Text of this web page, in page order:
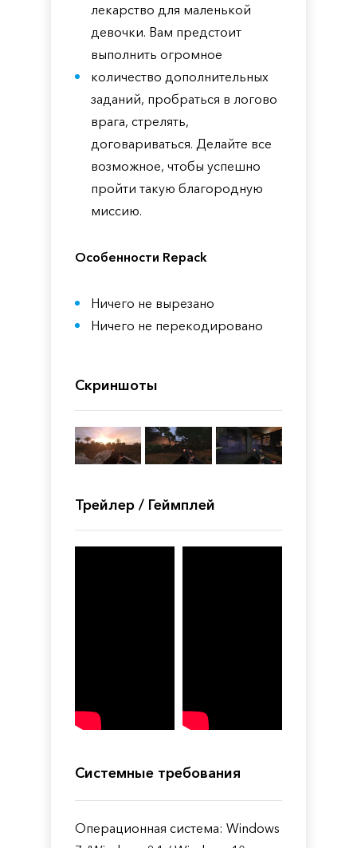
лекарство для маленькой
девочки. Вам предстоит
выполнить огромное
количество дополнительных
заданий, пробраться в логово
врага, стрелять,
договариваться. Делайте все
возможное, чтобы успешно
пройти такую благородную
миссию.
Особенности Repack
Ничего не вырезано
Ничего не перекодировано
Скриншоты
Трейлер / Геймплей
Системные требования
Операционная система: Windows